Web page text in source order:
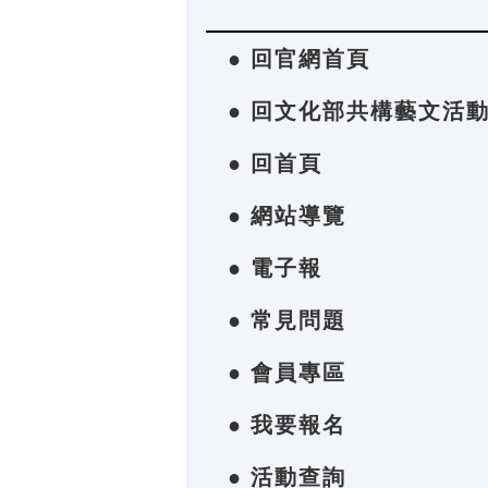
● 回官網首頁
● 回文化部共構藝文活
● 回首頁
● 網站導覽
● 電子報
● 常見問題
● 會員專區
● 我要報名
● 活動查詢